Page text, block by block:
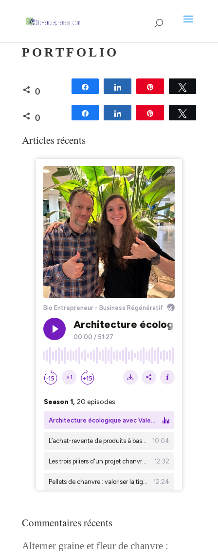
PORTFOLIO
0
Partagez Partagez Épingle
0
PARTAGES
Partagez Partagez Épingle
Articles récents
Commentaires récents
Alterner graine et fleur de chanvre :